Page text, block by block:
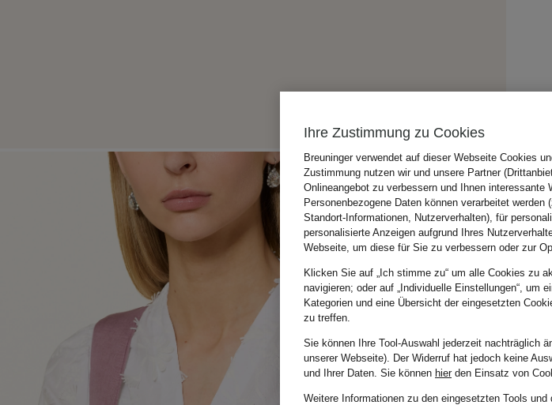
Ihre Zustimmung zu Cookies
Breuninger verwendet auf dieser Webseite Cookies
Zustimmung nutzen wir und unsere Partner
Onlineangebot zu verbessern und Ihnen interessante
Personenbezogene Daten können verarbeitet
Standort-Informationen, Nutzerverhalten), für
personalisierte Anzeigen aufgrund Ihres
Webseite, um diese für Sie zu verbessern oder zur
Klicken Sie auf „Ich stimme zu“ um alle Cookies zu
navigieren; oder auf „Individuelle Einstellungen“, um
Kategorien und eine Übersicht der eingesetzten
zu treffen.
Sie können Ihre Tool-Auswahl jederzeit nachträglich
unserer Webseite). Der Widerruf hat jedoch keine
und Ihrer Daten. Sie können hierden Einsatz von
Weitere Informationen zu den eingesetzten Tools